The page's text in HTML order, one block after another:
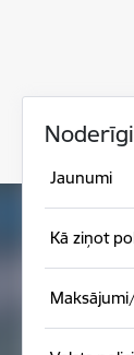
Noderīgi
Jaunumi
Kā ziņot